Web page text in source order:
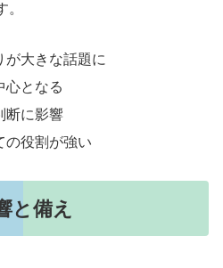
が大きな話題に
心となる
断に影響
の役割が強い
と備え